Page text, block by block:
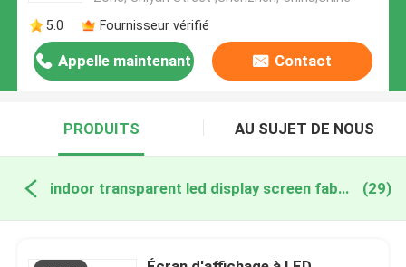
5.0
Fournisseur vérifié
Appelle maintenant Contact
PRODUITS AU SUJET DE NOUS
indoor transparent led display screen fabrication en ligne (29)